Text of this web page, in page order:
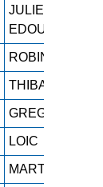
JULIEN
EDOUARD
ROBIN
THIBAUT
GREGOIRE
LOIC
MARTIN